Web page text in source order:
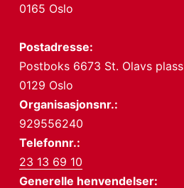
0165 Oslo
Postadresse:
Postboks 6673 St. Olavs plass
0129 Oslo
Organisasjonsnr.:
929556240
Telefonnr.:
23 13 69 10
Generelle henvendelser: